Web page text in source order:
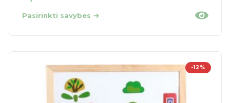
Pasirinkti savybes
-12%